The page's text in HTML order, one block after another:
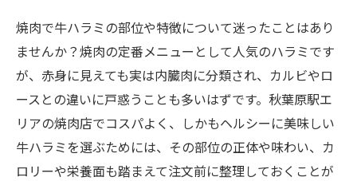
焼肉で牛ハラミの部位や特徴について迷ったことはあり
ませんか？焼肉の定番メニューとして人気のハラミです
が、赤身に見えても実は内臓肉に分類され、カルビやロ
ースとの違いに戸惑うことも多いはずです。秋葉原駅エ
リアの焼肉店でコスパよく、しかもヘルシーに美味しい
牛ハラミを選ぶためには、その部位の正体や味わい、カ
ロリーや栄養面も踏まえて注文前に整理しておくことが